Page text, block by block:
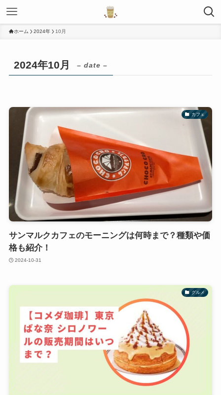
ホーム 2024年 10月
2024年10月 – date –
カフェ
サンマルクカフェのモーニングは何時まで？種類や価
格も紹介！
2024-10-31
グルメ